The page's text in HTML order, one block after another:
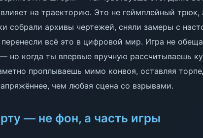
на траекторию. Это не геймплейный трюк,
собрали архивы чертежей, сняли замеры с
всё это в цифровой мир. Игра не
но когда ты впервые вручную рассчитываешь
проплываешь мимо конвоя, оставляя
чем любая сцена со взрывами.
— не фон, а часть игры